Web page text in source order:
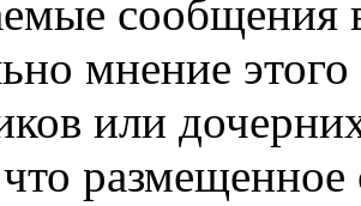
сообщения
мнение
или
что